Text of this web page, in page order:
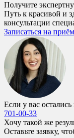
Получите
Путь к красивой и
консультации
Записаться на приём
Если у вас
701-00-33
Хочу такой же
Оставьте заявку,